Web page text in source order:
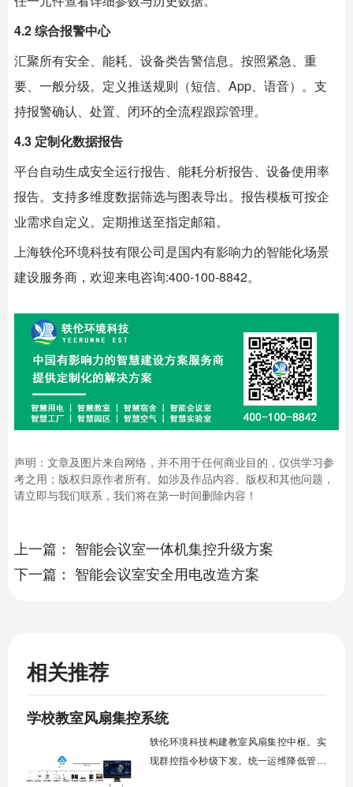
4.2 综合报警中心
汇聚所有安全、能耗、设备类告警信息。按照紧急、重
要、一般分级。定义推送规则（短信、App、语音）。支
持报警确认、处置、闭环的全流程跟踪管理。
4.3 定制化数据报告
平台自动生成安全运行报告、能耗分析报告、设备使用率
报告。支持多维度数据筛选与图表导出。报告模板可按企
业需求自定义。定期推送至指定邮箱。
上海轶伦环境科技有限公司是国内有影响力的智能化场景
建设服务商，欢迎来电咨询:400-100-8842。
声明：文章及图片来自网络，并不用于任何商业目的，仅供学习参
考之用；版权归原作者所有。如涉及作品内容、版权和其他问题，
请立即与我们联系，我们将在第一时间删除内容！
上一篇： 智能会议室一体机集控升级方案
下一篇： 智能会议室安全用电改造方案
相关推荐
学校教室风扇集控系统
轶伦环境科技构建教室风扇集控中枢。实
现群控指令秒级下发。统一运维降低管理